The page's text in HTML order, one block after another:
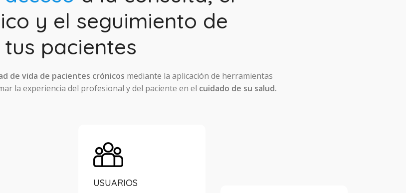
y el seguimiento de
tus pacientes
de vida de pacientes crónicos mediante la aplicación de herramientas
la experiencia del profesional y del paciente en el cuidado de su salud.
USUARIOS